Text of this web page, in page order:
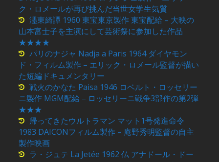
ク・ロメールが再び挑んだ当世女学生気質
濹東綺譚 1960 東宝東京製作 東宝配給 – 大映の
山本富士子を主演にして芸術祭に参加した作品
★★★★
パリのナジャ Nadja a Paris 1964 ダイヤモン
ド・フィルム製作 – エリック・ロメール監督が描い
た短編ドキュメンタリー
戦火のかなた Paisa 1946 ロベルト・ロッセリー
ニ製作 MGM配給 – ロッセリーニ戦争3部作の第2弾
★★★
帰ってきたウルトラマン マット1号発進命令
1983 DAICONフィルム製作 – 庵野秀明監督の自主
製作映画
ラ・ジュテ La Jetée 1962 仏 アナドール・ドー